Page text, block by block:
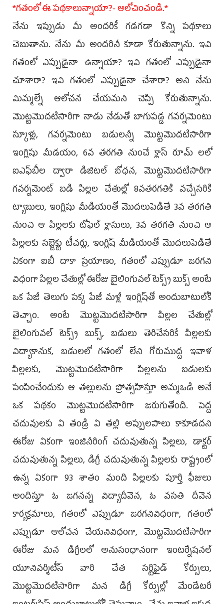
*గతంలో ఈ పథకాలున్నాయా?- ఆలోచించండి.*
నేను ఇప్పుడు మీ అందరికీ గడగడా కొన్ని పథకాలు
చెబుతాను. నేను మీ అందరినీ కూడా కోరుతున్నాను. ఇవి
గతంలో ఎప్పుడైనా ఉన్నాయా? ఇవి గతంలో ఎప్పుడైనా
చూశారా? ఇవి గతంలో ఎప్పుడైనా చేశారా? అని నేను
మిమ్మల్నే ఆలోచన చేయమని చెప్పి కోరుతున్నాను.
మొట్టమొదటిసారిగా నాడు నేడుతో బాగుపడ్డ గవర్నమెంటు
స్కూళ్లు, గవర్నమెంటు బడులన్నీ మొట్టమొదటిసారిగా
ఇంగ్లిషు మీడయం, 6వ తరగతి నుంచే క్లాస్ రూమ్ లలో
ఐఎఫ్‌బీల ద్వారా డిజిటల్ బోధన, మొట్టమొదటిసారిగా
గవర్నమెంట్ బడి పిల్లల చేతుల్లో 8వతరగతికి వచ్చేసరికి
ట్యాబులు, ఇంగ్లిషు మీడియంతో మొదలుపెడితే 3వ తరగతి
నుంచి ఆ పిల్లలకు టోఫెల్ క్లాసులు, 3వ తరగతి నుంచి ఆ
పిల్లలకు సబ్జెక్టు టీచర్లు, ఇంగ్లిష్ మీడియంతో మొదలుపెడితే
ఏకంగా ఐబీ దాకా ప్రయాణం, గతంలో ఎప్పుడూ జరగని
విధంగా పిల్లల చేతుల్లో ఈరోజు బైలింగువల్ టెక్స్ట్ బుక్స్ అంటే
ఒక పేజీ తెలుగు పక్క పేజీ మళ్లీ ఇంగ్లిష్‌తో అందుబాటులోకి
తెచ్చాం. అంటే మొట్టమొదటిసారిగా పిల్లల చేతుల్లో
బైలింగువల్ టెక్స్ట్ బుక్స్, బడులు తెరిచేసరికే పిల్లలకు
విద్యాకానుక, బడులలో గతంలో లేని గోరుముద్ద ఇవాళ
పిల్లలకు, మొట్టమొదటిసారిగా పిల్లలను బడులకు
పంపించేందుకు ఆ తల్లులను ప్రోత్సహిస్తూ అమ్మఒడి అనే
ఒక పథకం మొట్టమొదటిసారిగా జరుగుతోంది. పెద్ద
చదువులకు ఏ తండ్రి ఏ తల్లి అప్పులపాలు కాకూడదని
ఈరోజు ఏకంగా ఇంజినీరింగ్ చదువుతున్న పిల్లలు, డాక్టర్
చదువుతున్న పిల్లలు, డిగ్రీ చదువుతున్న పిల్లలకు రాష్ట్రంలో
ఉన్న ఏకంగా 93 శాతం మంది పిల్లలకు పూర్తి ఫీజులు
అందిస్తూ ఓ జగనన్న విద్యాదీవెన, ఓ వసతి దీవెన
కార్యక్రమాలు, గతంలో ఎప్పుడూ జరగనివిధంగా, గతంలో
ఎప్పుడూ ఆలోచన చేయనివిధంగా, మొట్టమొదటిసారిగా
ఈరోజు మన డిగ్రీలలో అనుసంధానంగా ఇంటర్నేషనల్
యూనివర్శిటీస్ వారి చేత సర్టిఫైడ్ కోర్సులు,
మొట్టమొదటిసారిగా మన డిగ్రీ కోర్సుల్లో మేండేటరీ